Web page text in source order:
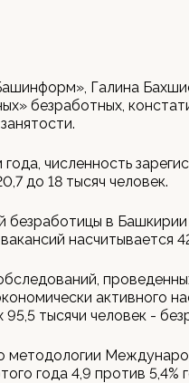
Галина
безработных,
численность
до 18 тысяч человек.
безработицы в Башкирии
насчитывается
активного
95,5 тысячи человек -
методологии
года 4,9 против 5,4%